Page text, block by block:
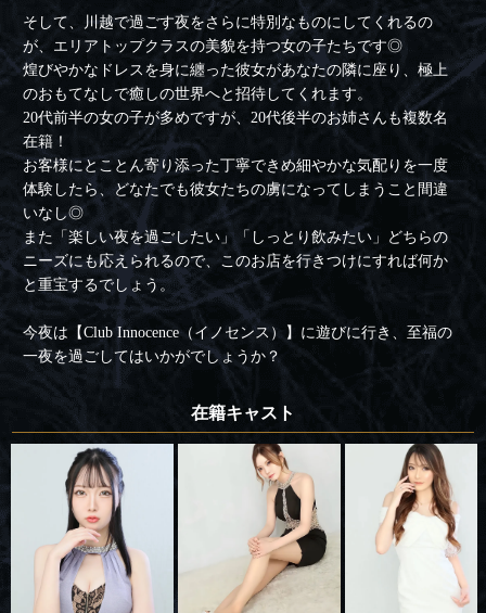
そして、川越で過ごす夜をさらに特別なものにしてくれるの
が、エリアトップクラスの美貌を持つ女の子たちです◎
煌びやかなドレスを身に纏った彼女があなたの隣に座り、極上
のおもてなしで癒しの世界へと招待してくれます。
20代前半の女の子が多めですが、20代後半のお姉さんも複数名
在籍！
お客様にとことん寄り添った丁寧できめ細やかな気配りを一度
体験したら、どなたでも彼女たちの虜になってしまうこと間違
いなし◎
また「楽しい夜を過ごしたい」「しっとり飲みたい」どちらの
ニーズにも応えられるので、このお店を行きつけにすれば何か
と重宝するでしょう。
今夜は【Club Innocence（イノセンス）】に遊びに行き、至福の
一夜を過ごしてはいかがでしょうか？
在籍キャスト